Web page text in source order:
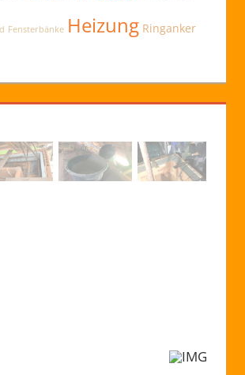
Fensterbänke Heizung Ringanker